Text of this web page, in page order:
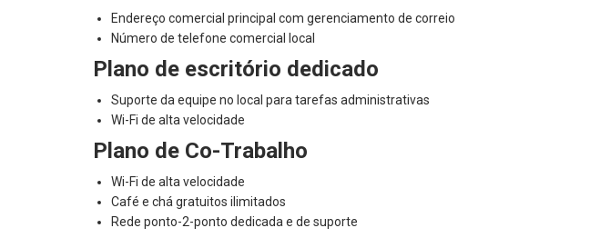
Endereço comercial principal com gerenciamento de correio
Número de telefone comercial local
Plano de escritório dedicado
Suporte da equipe no local para tarefas administrativas
Wi-Fi de alta velocidade
Plano de Co-Trabalho
Wi-Fi de alta velocidade
Café e chá gratuitos ilimitados
Rede ponto-2-ponto dedicada e de suporte